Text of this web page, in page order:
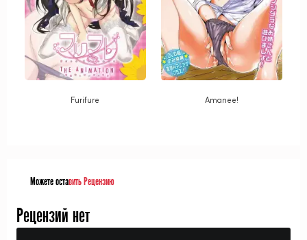
Furifure Amanee!
Можете оставить Рецензию
Рецензий нет